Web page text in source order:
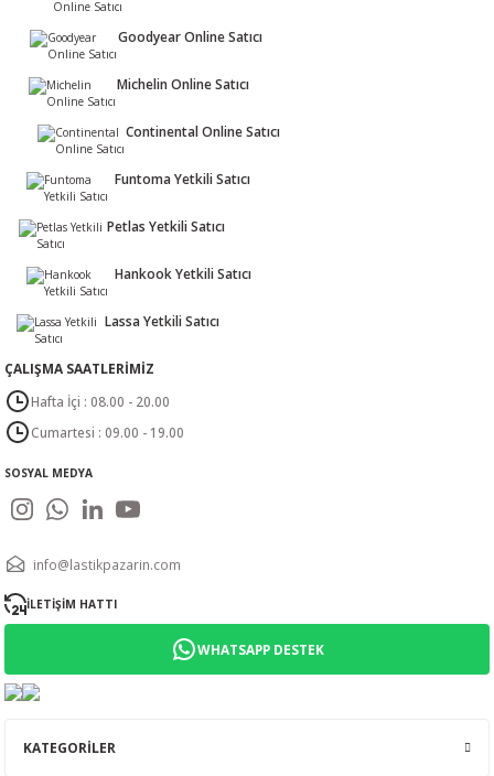
Goodyear Online Satıcı
Michelin Online Satıcı
Continental Online Satıcı
Funtoma Yetkili Satıcı
Petlas Yetkili Satıcı
Hankook Yetkili Satıcı
Lassa Yetkili Satıcı
ÇALIŞMA SAATLERİMİZ
Hafta İçi : 08.00 - 20.00
Cumartesi : 09.00 - 19.00
SOSYAL MEDYA
info@lastikpazarin.com
İLETİŞİM HATTI
WHATSAPP DESTEK
KATEGORİLER